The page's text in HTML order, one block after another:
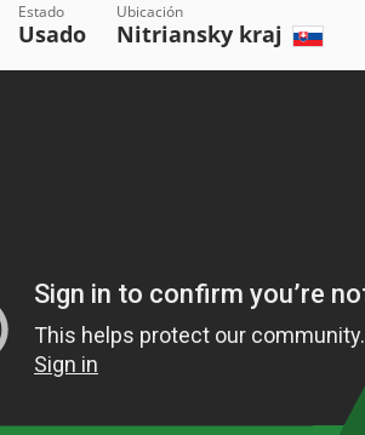
Estado
Usado
Ubicación
Nitriansky kraj